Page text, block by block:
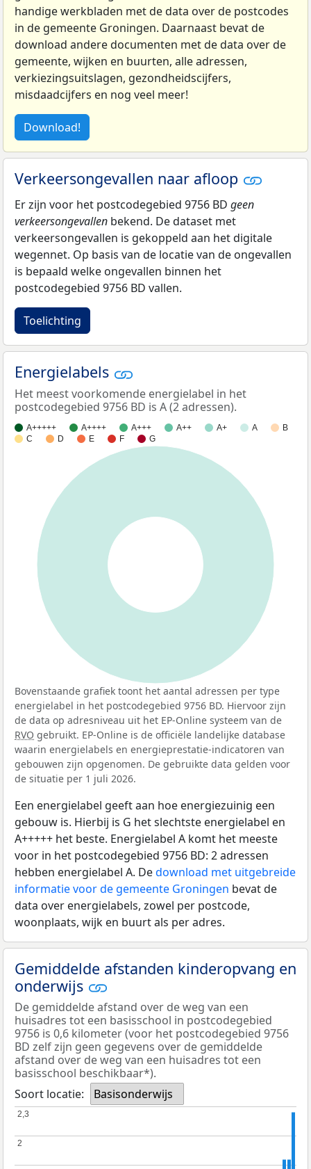
handige werkbladen met de data over de postcodes
in de gemeente Groningen. Daarnaast bevat de
download andere documenten met de data over de
gemeente, wijken en buurten, alle adressen,
verkiezingsuitslagen, gezondheidscijfers,
misdaadcijfers en nog veel meer!
Download!
Verkeersongevallen naar afloop
Er zijn voor het postcodegebied 9756 BD geen
verkeersongevallen bekend. De dataset met
verkeersongevallen is gekoppeld aan het digitale
wegennet. Op basis van de locatie van de ongevallen
is bepaald welke ongevallen binnen het
postcodegebied 9756 BD vallen.
Toelichting
Energielabels
Het meest voorkomende energielabel in het
postcodegebied 9756 BD is A (2 adressen).
A+++++ A++++ A+++ A++ A+ A
B
C
D E F G
Bovenstaande grafiek toont het aantal adressen per type
energielabel in het postcodegebied 9756 BD. Hiervoor zijn
de data op adresniveau uit het EP-Online systeem van de
RVO gebruikt. EP-Online is de officiële landelijke database
waarin energielabels en energieprestatie-indicatoren van
gebouwen zijn opgenomen. De gebruikte data gelden voor
de situatie per 1 juli 2026.
Een energielabel geeft aan hoe energiezuinig een
gebouw is. Hierbij is G het slechtste energielabel en
A+++++ het beste. Energielabel A komt het meeste
voor in het postcodegebied 9756 BD: 2 adressen
hebben energielabel A. Dedownload met uitgebreide
informatie voor de gemeente Groningen bevat de
data over energielabels, zowel per postcode,
woonplaats, wijk en buurt als per adres.
Gemiddelde afstanden kinderopvang en
onderwijs
De gemiddelde afstand over de weg van een
huisadres tot een basisschool in postcodegebied
9756 is 0,6 kilometer (voor het postcodegebied 9756
BD zelf zijn geen gegevens over de gemiddelde
afstand over de weg van een huisadres tot een
basisschool beschikbaar*).
Soort locatie:
Basisonderwijs
2
2
2,3
2,3